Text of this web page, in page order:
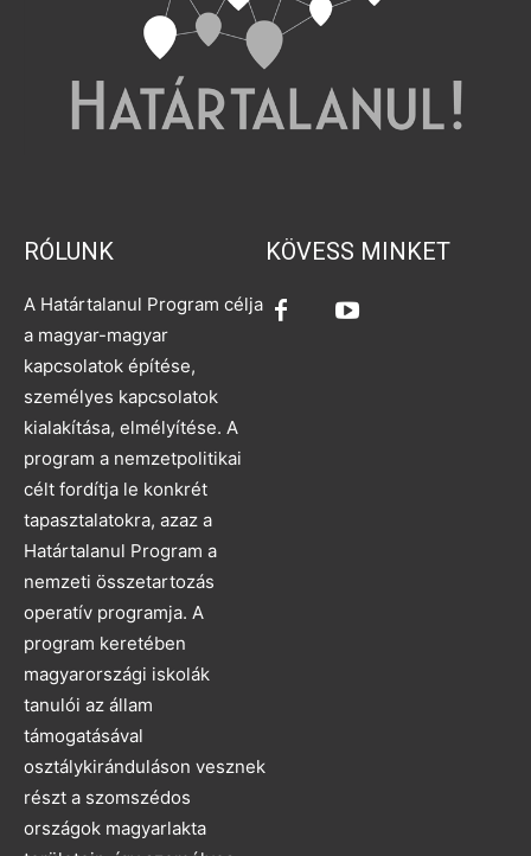
RÓLUNK
A Határtalanul Program célja
a magyar-magyar
kapcsolatok építése,
személyes kapcsolatok
kialakítása, elmélyítése. A
program a nemzetpolitikai
célt fordítja le konkrét
tapasztalatokra, azaz a
Határtalanul Program a
nemzeti összetartozás
operatív programja. A
program keretében
magyarországi iskolák
tanulói az állam
támogatásával
osztálykiránduláson vesznek
részt a szomszédos
országok magyarlakta
KÖVESS MINKET